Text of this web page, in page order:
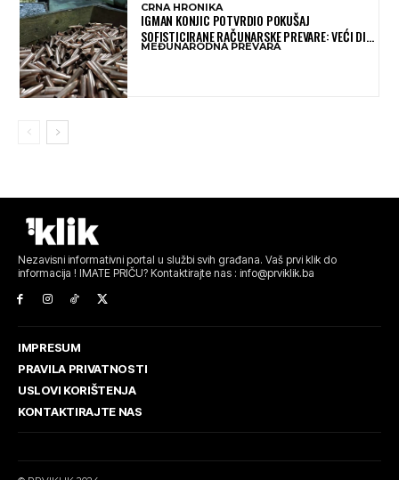
CRNA HRONIKA
IGMAN KONJIC POTVRDIO POKUŠAJ
SOFISTICIRANE RAČUNARSKE PREVARE: VEĆI DIO
NOVCA BLOKIRAN, OČEKUJE SE POVRAT
MEĐUNARODNA PREVARA
Nezavisni informativni portal u službi svih građana. Vaš prvi klik do
informacija ! IMATE PRIČU? Kontaktirajte nas : info@prviklik.ba
IMPRESUM
PRAVILA PRIVATNOSTI
USLOVI KORIŠTENJA
KONTAKTIRAJTE NAS